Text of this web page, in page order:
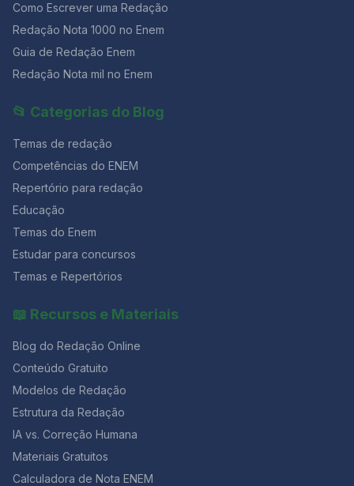
Como Escrever uma Redação
Redação Nota 1000 no Enem
Guia de Redação Enem
Redação Nota mil no Enem
📂 Categorias do Blog
Temas de redação
Competências do ENEM
Repertório para redação
Educação
Temas do Enem
Estudar para concursos
Temas e Repertórios
📖 Recursos e Materiais
Blog do Redação Online
Conteúdo Gratuito
Modelos de Redação
Estrutura da Redação
IA vs. Correção Humana
Materiais Gratuitos
Calculadora de Nota ENEM